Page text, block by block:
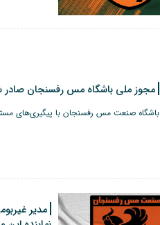
مجوز ملی باشگاه مس رفسنجان صادر
باشگاه صنعت مس رفسنجان با پیگیری‌های